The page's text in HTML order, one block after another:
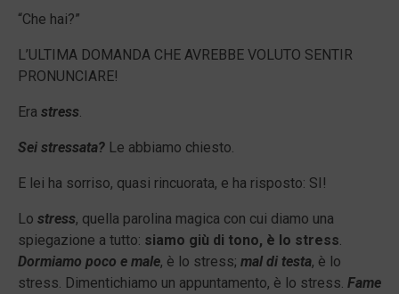
“Che hai?”
L’ULTIMA DOMANDA CHE AVREBBE VOLUTO SENTIR
PRONUNCIARE!
Era stress.
Sei stressata? Le abbiamo chiesto.
E lei ha sorriso, quasi rincuorata, e ha risposto: SI!
Lo stress, quella parolina magica con cui diamo una
spiegazione a tutto: siamo giù di tono, è lo stress.
Dormiamo poco e male, è lo stress; mal di testa, è lo
stress. Dimentichiamo un appuntamento, è lo stress. Fame